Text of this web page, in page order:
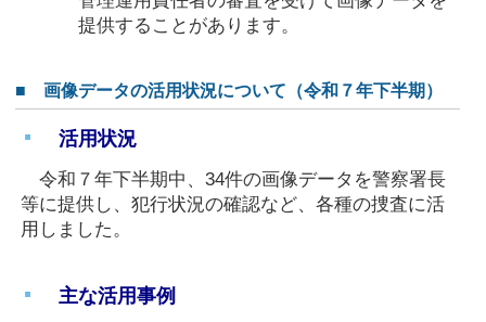
提供することがあります。
■ 画像データの活用状況について（令和７年下半期）
活用状況
令和７年下半期中、34件の画像データを警察署長
等に提供し、犯行状況の確認など、各種の捜査に活
用しました。
主な活用事例